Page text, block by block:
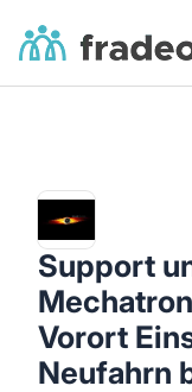
Fradeo
Support
Vorort
Neufahrn